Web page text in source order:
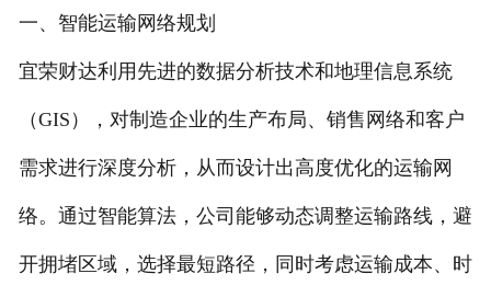
一、智能运输网络规划
宜荣财达利用先进的数据分析技术和地理信息系统
（GIS），对制造企业的生产布局、销售网络和客户
需求进行深度分析，从而设计出高度优化的运输网
络。通过智能算法，公司能够动态调整运输路线，避
开拥堵区域，选择最短路径，同时考虑运输成本、时